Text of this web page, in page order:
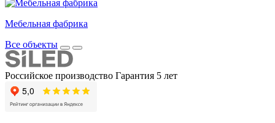
Мебельная фабрика
Все объекты
Российское производство Гарантия 5 лет